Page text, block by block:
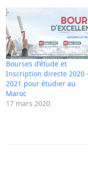
Bourses d’étude et
Inscription directe 2020
2021 pour étudier au
Maroc
17 mars 2020